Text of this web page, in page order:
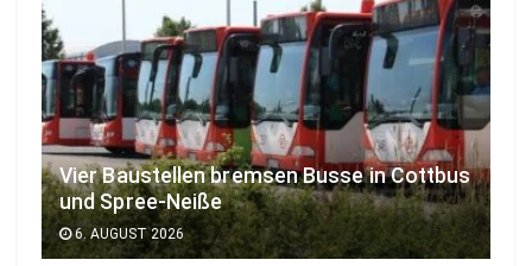
Vier Baustellen bremsen Busse in Cottbus
und Spree-Neiße
6. AUGUST 2026